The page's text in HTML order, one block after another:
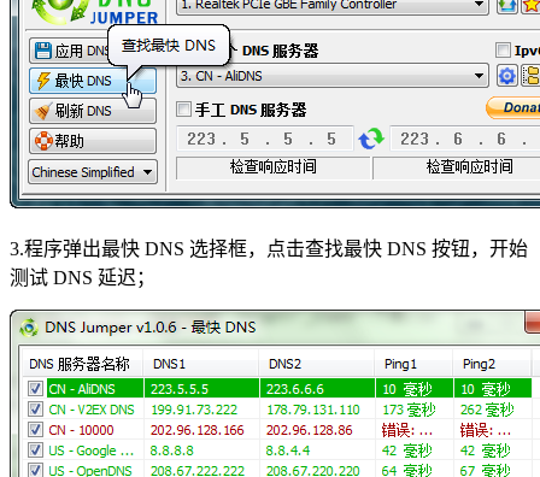
3.程序弹出最快 DNS 选择框，点击查找最快 DNS 按钮，开始
测试 DNS 延迟；